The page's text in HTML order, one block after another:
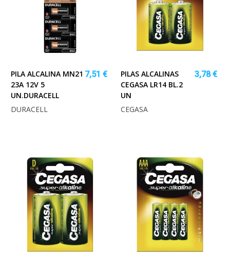
PILA ALCALINA MN21
23A 12V 5
UN.DURACELL
7,51 €
DURACELL
PILAS ALCALINAS
CEGASA LR14 BL.2
UN
3,78 €
CEGASA